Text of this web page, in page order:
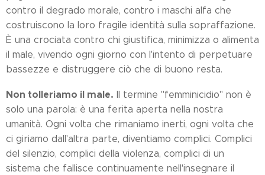
contro il degrado morale, contro i maschi alfa che
costruiscono la loro fragile identità sulla sopraffazione.
È una crociata contro chi giustifica, minimizza o alimenta
il male, vivendo ogni giorno con l'intento di perpetuare
bassezze e distruggere ciò che di buono resta.
Non tolleriamo il male. Il termine "femminicidio" non è
solo una parola: è una ferita aperta nella nostra
umanità. Ogni volta che rimaniamo inerti, ogni volta che
ci giriamo dall'altra parte, diventiamo complici. Complici
del silenzio, complici della violenza, complici di un
sistema che fallisce continuamente nell'insegnare il